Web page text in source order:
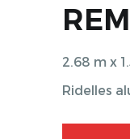
2.68 m x
Ridelles